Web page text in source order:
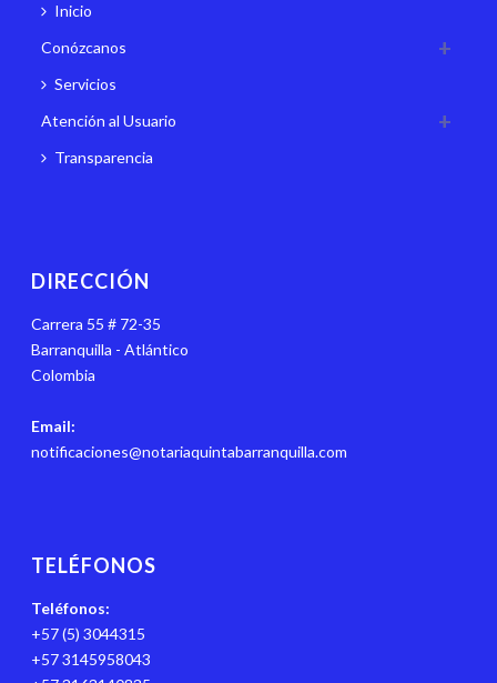
Inicio
Conózcanos
Servicios
Atención al Usuario
Transparencia
DIRECCIÓN
Carrera 55 # 72-35
Barranquilla - Atlántico
Colombia
Email:
notificaciones@notariaquintabarranquilla.com
TELÉFONOS
Teléfonos:
+57 (5) 3044315
+57 3145958043